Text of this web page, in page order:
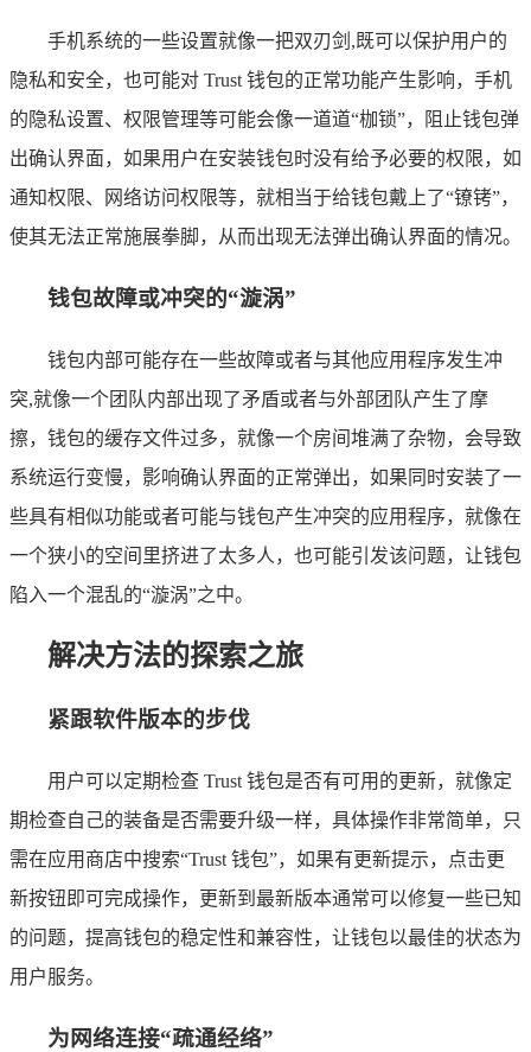
手机系统的一些设置就像一把双刃剑,既可以保护用户的
隐私和安全，也可能对 Trust 钱包的正常功能产生影响，手机
的隐私设置、权限管理等可能会像一道道“枷锁”，阻止钱包弹
出确认界面，如果用户在安装钱包时没有给予必要的权限，如
通知权限、网络访问权限等，就相当于给钱包戴上了“镣铐”，
使其无法正常施展拳脚，从而出现无法弹出确认界面的情况。
钱包故障或冲突的“漩涡”
钱包内部可能存在一些故障或者与其他应用程序发生冲
突,就像一个团队内部出现了矛盾或者与外部团队产生了摩
擦，钱包的缓存文件过多，就像一个房间堆满了杂物，会导致
系统运行变慢，影响确认界面的正常弹出，如果同时安装了一
些具有相似功能或者可能与钱包产生冲突的应用程序，就像在
一个狭小的空间里挤进了太多人，也可能引发该问题，让钱包
陷入一个混乱的“漩涡”之中。
解决方法的探索之旅
紧跟软件版本的步伐
用户可以定期检查 Trust 钱包是否有可用的更新，就像定
期检查自己的装备是否需要升级一样，具体操作非常简单，只
需在应用商店中搜索“Trust 钱包”，如果有更新提示，点击更
新按钮即可完成操作，更新到最新版本通常可以修复一些已知
的问题，提高钱包的稳定性和兼容性，让钱包以最佳的状态为
用户服务。
为网络连接“疏通经络”